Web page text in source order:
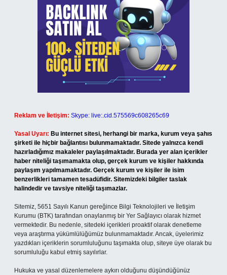
Reklam ve İletişim: Skype: live:.cid.575569c608265c69
Yasal Uyarı: Bu internet sitesi, herhangi bir marka, kurum veya şahıs
şirketi ile hiçbir bağlantısı bulunmamaktadır. Sitede yalnızca kendi
hazırladığımız makaleler paylaşılmaktadır. Burada yer alan içerikler
haber niteliği taşımamakta olup, gerçek kurum ve kişiler hakkında
paylaşım yapılmamaktadır. Gerçek kurum ve kişiler ile isim
benzerlikleri tamamen tesadüfidir. Sitemizdeki bilgiler taslak
halindedir ve tavsiye niteliği taşımazlar.
Sitemiz, 5651 Sayılı Kanun gereğince Bilgi Teknolojileri ve İletişim
Kurumu (BTK) tarafından onaylanmış bir Yer Sağlayıcı olarak hizmet
vermektedir. Bu nedenle, sitedeki içerikleri proaktif olarak denetleme
veya araştırma yükümlülüğümüz bulunmamaktadır. Ancak, üyelerimiz
yazdıkları içeriklerin sorumluluğunu taşımakta olup, siteye üye olarak bu
sorumluluğu kabul etmiş sayılırlar.
Hukuka ve yasal düzenlemelere aykırı olduğunu düşündüğünüz